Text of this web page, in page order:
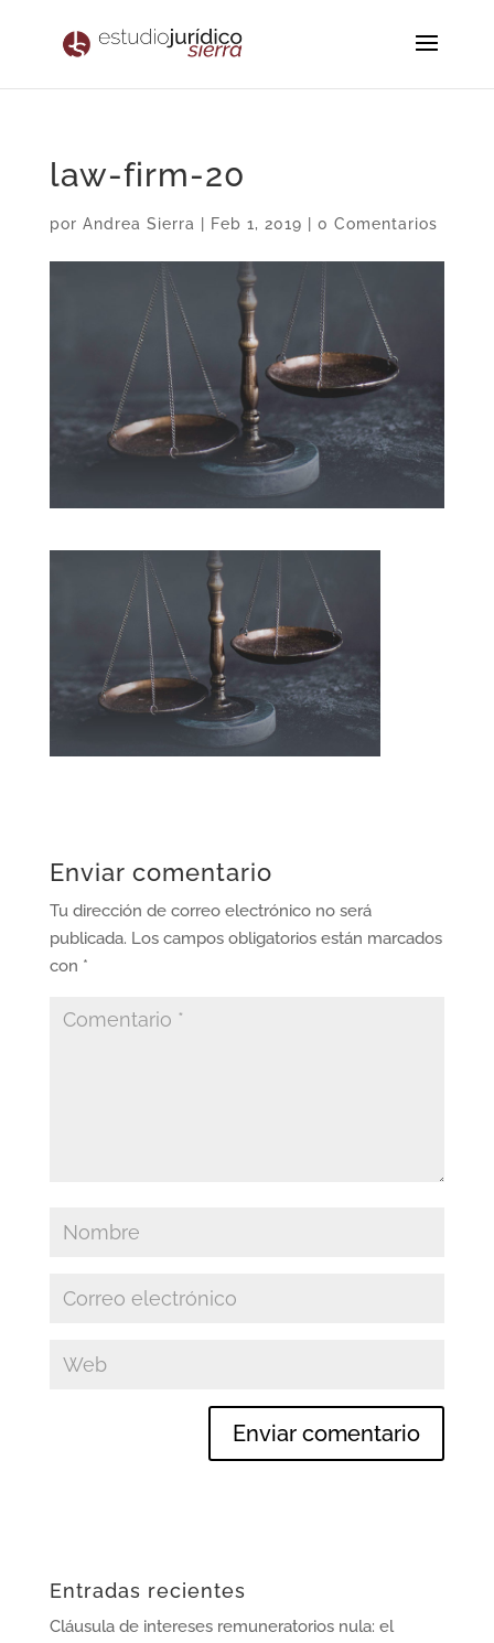
law-firm-20
por Andrea Sierra Feb 1, 2019 0 Comentarios
Enviar comentario
Tu dirección de correo electrónico no será
publicada. Los campos obligatorios están marcados
con *
Entradas recientes
Cláusula de intereses remuneratorios nula: el